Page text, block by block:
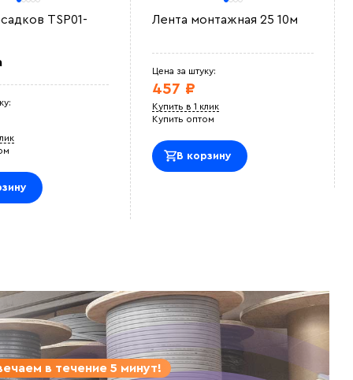
TSP01-
Лента монтажная 25 10м
Цена за штуку:
457 ₽
Купить в 1 клик
Купить оптом
В корзину
в течение 5 минут!